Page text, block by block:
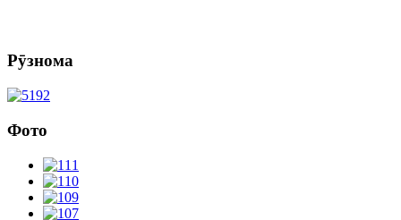
Рӯзнома
Фото